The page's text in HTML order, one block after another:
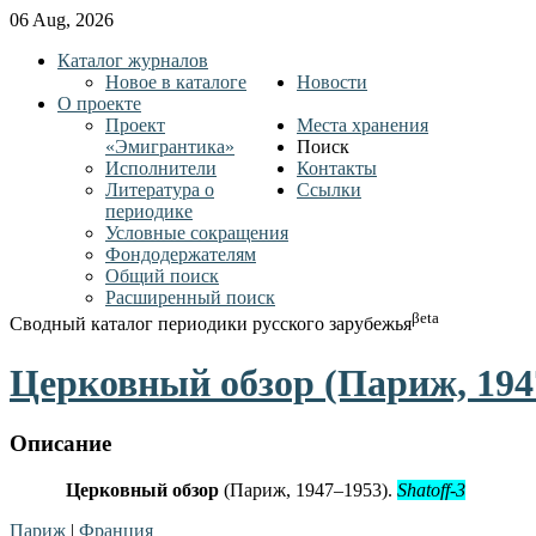
06 Aug, 2026
Каталог журналов
Новое в каталоге
Новости
О проекте
Проект
«Эмигрантика»
Исполнители
Литература о
периодике
Условные сокращения
Фондодержателям
Места хранения
Поиск
Общий поиск
Расширенный поиск
Контакты
Ссылки
Сводный каталог периодики русского зарубежьяβeta
Церковный обзор (Париж,
Описание
Церковный обзор (Париж, 1947–1953). Shatoff-3
Париж | Франция